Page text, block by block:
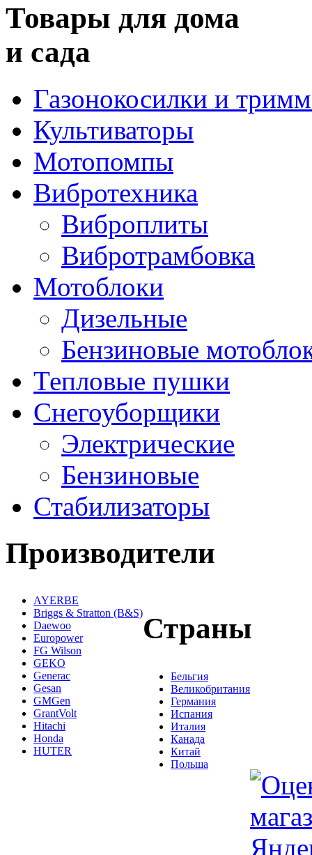
Товары для дома
и сада
Газонокосилки и
Культиваторы
Мотопомпы
Вибротехника
Виброплиты
Вибротрамбовка
Мотоблоки
Дизельные
Бензиновые
Тепловые пушки
Снегоуборщики
Электрические
Бензиновые
Стабилизаторы
Производители
AYERBE
Briggs & Stratton (B&S)
Daewoo
Europower
FG Wilson
GEKO
Generac
Gesan
GMGen
GrantVolt
Hitachi
Honda
HUTER
Страны
Бельгия
Великобритания
Германия
Испания
Италия
Канада
Китай
Польша